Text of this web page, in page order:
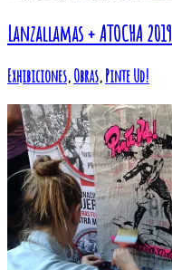
Lanzallamas + ATOCHA 2019
Exhibiciones,Obras,Pinte Ud!